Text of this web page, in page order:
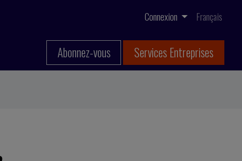
Connexion Français
Abonnez-vous Services Entreprises